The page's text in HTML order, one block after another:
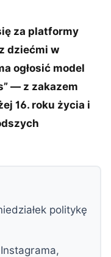
za platformy
dziećmi w
ogłosić model
— z zakazem
16. roku życia i
politykę